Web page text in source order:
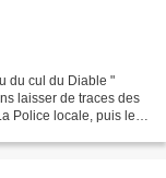
du cul du Diable "
laisser de traces des
Police locale, puis le